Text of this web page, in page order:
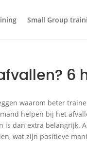
Small Group
6
waarom beter
helpen bij het
is dan extra belangrijk.
wat zijn positieve